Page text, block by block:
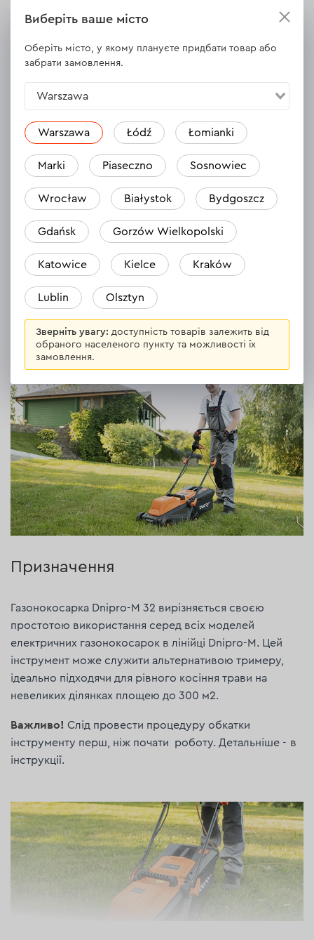
30.10.2023
Чи потрібно негайно заточити ніж?
Показати оригінал коментаря
Відповісти 1 відповідь
Опис Газонокосарка електрична Dnipro-M 32
Призначення
Газонокосарка Dnipro-M 32 вирізняється своєю
простотою використання серед всіх моделей
електричних газонокосарок в лінійці Dnipro-M. Цей
інструмент може служити альтернативою тримеру,
ідеально підходячи для рівного косіння трави на
невеликих ділянках площею до 300 м2.
Важливо!Слід провести процедуру обкатки
інструменту перш, ніж почати роботу. Детальніше - в
інструкції.
Виберіть ваше місто
Оберіть місто, у якому плануєте придбати товар або
забрати замовлення.
Warszawa
Warszawa Łódź Łomianki
Marki Piaseczno Sosnowiec
Wrocław Białystok Bydgoszcz
Gdańsk Gorzów Wielkopolski
Katowice Kielce Kraków
Lublin Olsztyn
Зверніть увагу: доступність товарів залежить від
обраного населеного пункту та можливості їх
замовлення.